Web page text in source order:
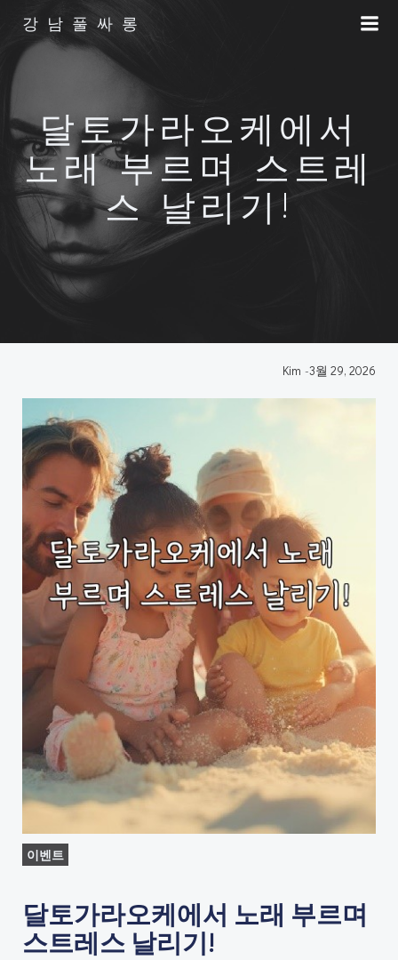
강남풀싸롱
달토가라오케에서
노래 부르며 스트레
스 날리기!
Kim -3월 29, 2026
이벤트
달토가라오케에서 노래 부르며
스트레스 날리기!